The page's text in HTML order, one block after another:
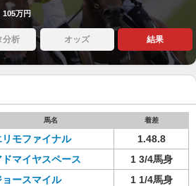
105万円
分析 オッズ 結果
馬名 着差
リモファイナル
1.48.8
ドマイヤスペース
1 3/4馬身
ョースマイル
1 1/4馬身